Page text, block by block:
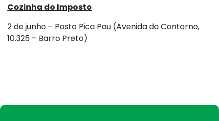
Cozinha do Imposto
2 de junho – Posto Pica Pau (Avenida do Contorno,
10.325 – Barro Preto)